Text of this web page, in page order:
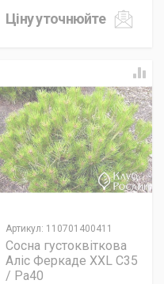
Ціну уточнюйте
Артикул: 110701400411
Сосна густоквіткова
Аліс Феркаде XXL C35
/ Pa40